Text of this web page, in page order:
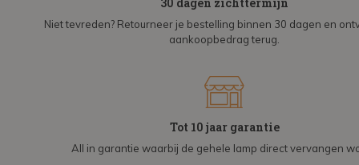
30 dagen zichttermijn
Niet tevreden? Retourneer je bestelling binnen 30 dagen en
aankoopbedrag terug.
Tot 10 jaar garantie
All in garantie waarbij de gehele lamp direct vervangen